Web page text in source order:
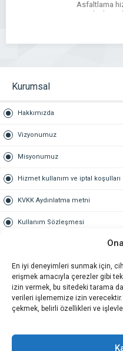
En iyi deneyimleri sunmak için,
erişmek amacıyla çerezler gibi
izin vermek, bu sitedeki tarama
verileri işlememize izin
çekmek, belirli özellikleri ve
Asfaltlama
ancak
Kurumsal
Hakkımızda
Vizyonumuz
Misyonumuz
Hizmet kullanım ve iptal koşulları
KVKK Aydınlatma metni
Kullanım Sözleşmesi
Gold üyelik nedir
Kariyer